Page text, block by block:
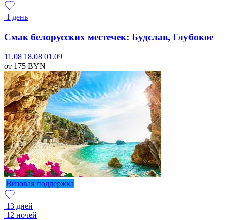
1 день
Смак белорусских местечек: Будслав, Глубокое
11.08 18.08 01.09
от 175 BYN
Визовая поддержка
13 дней
12 ночей